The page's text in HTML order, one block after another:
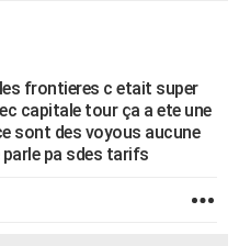
frontieres c etait super
capitale tour ça a ete une
sont des voyous aucune
pa sdes tarifs